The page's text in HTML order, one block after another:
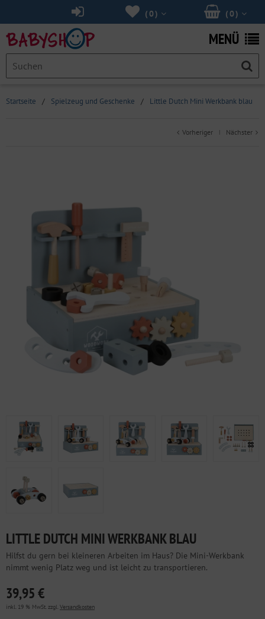
(0 )
(0 )
MENÜ
Startseite / Spielzeug und Geschenke / Little Dutch Mini Werkbank blau
Vorheriger | Nächster
LITTLE DUTCH MINI WERKBANK BLAU
Hilfst du gern bei kleineren Arbeiten im Haus? Die Mini-Werkbank
nimmt wenig Platz weg und ist leicht zu transportieren.
39,95 €
inkl. 19 % MwSt. zzgl. Versandkosten